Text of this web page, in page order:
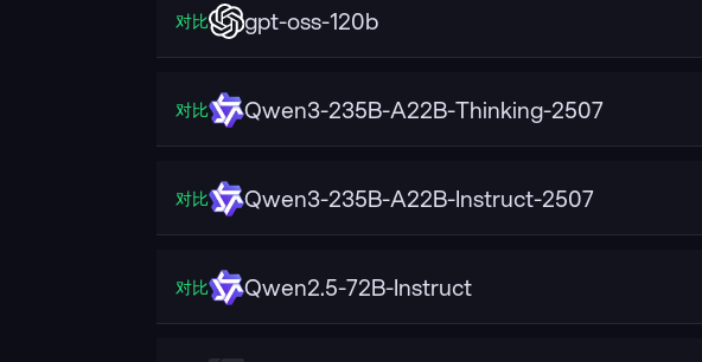
对比 gpt-oss-120b
对比 Qwen3-235B-A22B-Thinking-2507
对比 Qwen3-235B-A22B-Instruct-2507
对比 Qwen2.5-72B-Instruct